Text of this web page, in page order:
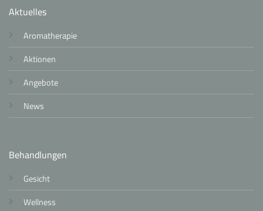
Behandlungen
Gesicht
Wellness
Aktuelles
Aromatherapie
Aktionen
Angebote
News